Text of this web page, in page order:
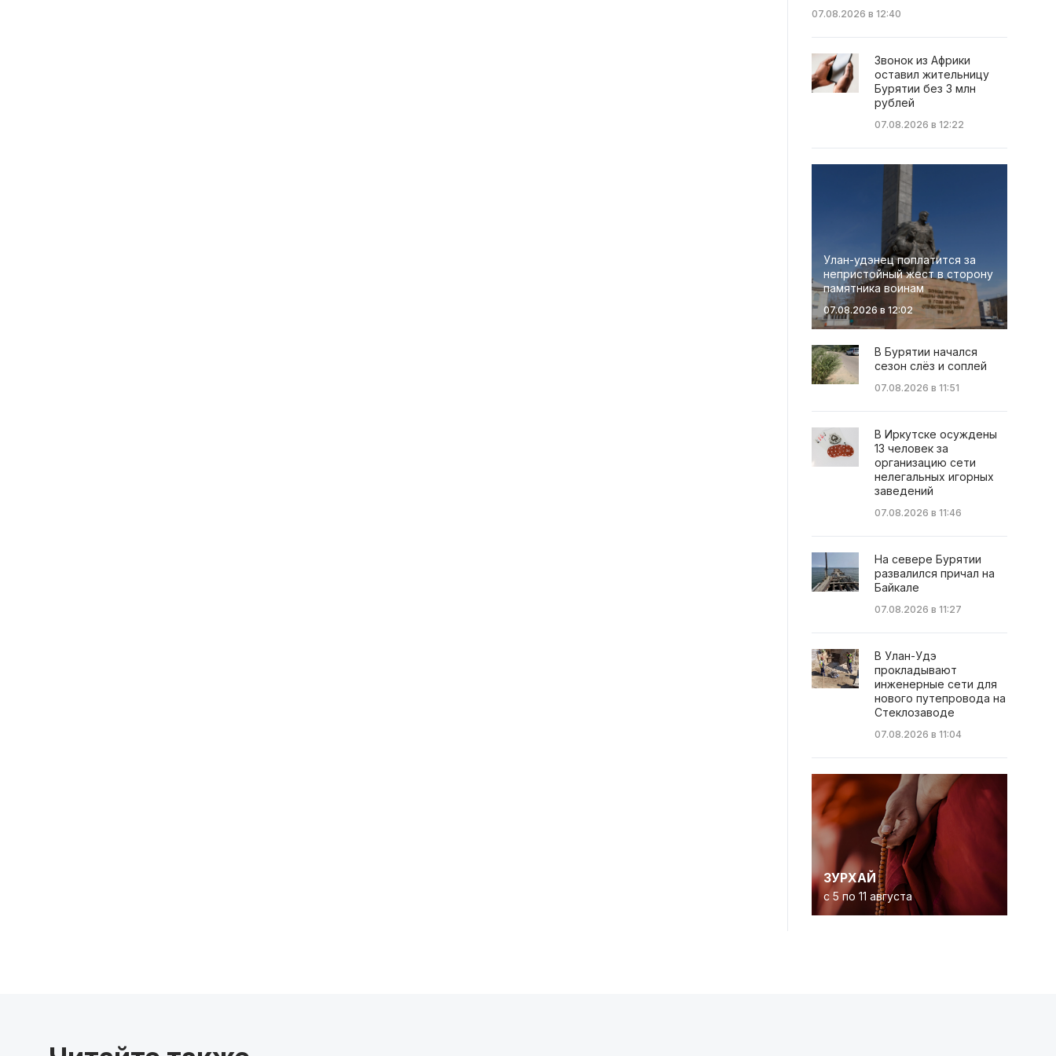
07.08.2026 в 12:40
Звонок из Африки
оставил жительницу
Бурятии без 3 млн
рублей
07.08.2026 в 12:22
Улан-удэнец поплатится за
непристойный жест в сторону
памятника воинам
07.08.2026 в 12:02
В Бурятии начался
сезон слёз и соплей
07.08.2026 в 11:51
В Иркутске осуждены
13 человек за
организацию сети
нелегальных игорных
заведений
07.08.2026 в 11:46
На севере Бурятии
развалился причал на
Байкале
07.08.2026 в 11:27
В Улан-Удэ
прокладывают
инженерные сети для
нового путепровода на
Стеклозаводе
07.08.2026 в 11:04
ЗУРХАЙ
с 5 по 11 августа